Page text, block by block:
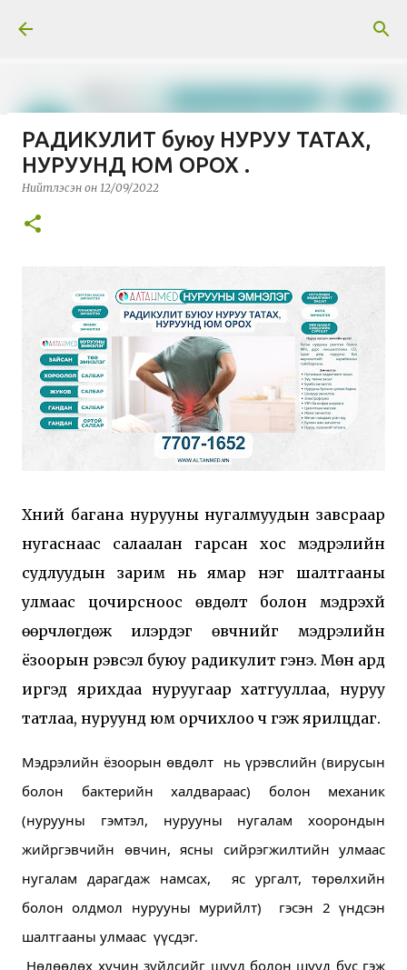
Тусгай нийтлэл: Гавриил
Абрамович Илизаров
РАДИКУЛИТ буюу НУРУУ ТАТАХ,
НУРУУНД ЮМ ОРОХ .
Нийтлэсэн он 12/09/2022
Хүний багана нурууны нугалмуудын завсраар
нугаснаас салаалан гарсан хос мэдрэлийн
судлуудын зарим нь ямар нэг шалтгааны
улмаас цочирсноос өвдөлт болон мэдрэхүй
өөрчлөгдөж илэрдэг өвчнийг мэдрэлийн
ёзоорын үрэвсэл буюу радикулит гэнэ. Мөн ард
иргэд ярихдаа нуруугаар хатгууллаа, нуруу
татлаа, нуруунд юм орчихлоо ч гэж ярилцдаг.
Мэдрэлийн ёзоорын өвдөлт  нь үрэвслийн (вирусын
болон бактерийн халдвараас) болон механик
(нурууны гэмтэл, нурууны нугалам хоорондын
жийргэвчийн өвчин, ясны сийрэгжилтийн улмаас
нугалам дарагдаж намсах,  яс ургалт, төрөлхийн
болон олдмол нурууны мурийлт)  гэсэн 2 үндсэн
шалтгааны улмаас  үүсдэг.